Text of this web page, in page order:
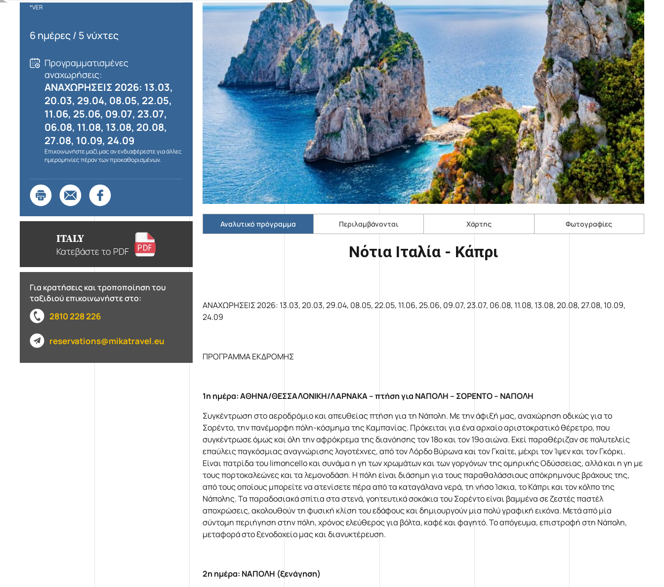
Φθινόπωρο 2026
Mika's Exclusive
Groups
*VER
6 ημέρες / 5 νύχτες
Προγραμματισμένες
αναχωρήσεις:
ΑΝΑΧΩΡΗΣΕΙΣ 2026: 13.03,
20.03, 29.04, 08.05, 22.05,
11.06, 25.06, 09.07, 23.07,
06.08, 11.08, 13.08, 20.08,
27.08, 10.09, 24.09
Επικοινωνήστε μαζί μας αν ενδιαφέρεστε για άλλες
ημερομηνίες πέραν των προκαθορισμένων.
ITALY
Κατεβάστε το PDF
Για κρατήσεις και τροποποίηση του
ταξιδιού επικοινωνήστε στο:
2810 228 226
reservations@mikatravel.eu
Αναλυτικό πρόγραμμα Περιλαμβάνονται Χάρτης Φωτογραφίες
Νότια Ιταλία - Κάπρι
ΑΝΑΧΩΡΗΣΕΙΣ 2026: 13.03, 20.03, 29.04, 08.05, 22.05, 11.06, 25.06, 09.07, 23.07, 06.08, 11.08, 13.08, 20.08, 27.08, 10.09,
24.09
ΠΡΟΓΡΑΜΜΑ ΕΚΔΡΟΜΗΣ
1η ημέρα: ΑΘΗΝΑ/ΘΕΣΣΑΛΟΝΙΚΗ/ΛΑΡΝΑΚΑ – πτήση για ΝΑΠΟΛΗ – ΣΟΡΕΝΤΟ – ΝΑΠΟΛΗ
Συγκέντρωση στο αεροδρόμιο και απευθείας πτήση για τη Νάπολη. Με την άφιξή μας, αναχώρηση οδικώς για το
Σορέντο, την πανέμορφη πόλη-κόσμημα της Καμπανίας. Πρόκειται για ένα αρχαίο αριστοκρατικό θέρετρο, που
συγκέντρωσε όμως και όλη την αφρόκρεμα της διανόησης τον 18ο και τον 19ο αιώνα. Εκεί παραθέριζαν σε πολυτελείς
επαύλεις παγκόσμιας αναγνώρισης λογοτέχνες, από τον Λόρδο Βύρωνα και τον Γκαίτε, μέχρι τον Ίψεν και τον Γκόρκι.
Είναι πατρίδα του limoncello και συνάμα η γη των χρωμάτων και των γοργόνων της ομηρικής Οδύσσειας, αλλά και η γη με
τους πορτοκαλεώνες και τα λεμονοδάση. Η πόλη είναι διάσημη για τους παραθαλάσσιους απόκρημνους βράχους της,
από τους οποίους μπορείτε να ατενίσετε πέρα από τα καταγάλανα νερά, τη νήσο Ίσκια, το Κάπρι και τον κόλπο της
Νάπολης. Τα παραδοσιακά σπίτια στα στενά, γοητευτικά σοκάκια του Σορέντο είναι βαμμένα σε ζεστές παστέλ
αποχρώσεις, ακολουθούν τη φυσική κλίση του εδάφους και δημιουργούν μια πολύ γραφική εικόνα. Μετά από μία
σύντομη περιήγηση στην πόλη, χρόνος ελεύθερος για βόλτα, καφέ και φαγητό. Το απόγευμα, επιστροφή στη Νάπολη,
μεταφορά στο ξενοδοχείο μας και διανυκτέρευση.
2η ημέρα: ΝΑΠΟΛΗ (ξενάγηση)